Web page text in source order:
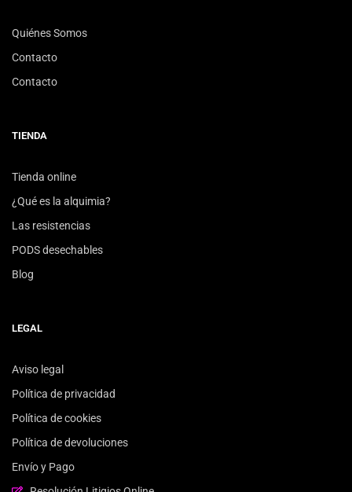
Quiénes Somos
Contacto
Contacto
TIENDA
Tienda online
¿Qué es la alquimia?
Las resistencias
PODS desechables
Blog
LEGAL
Aviso legal
Política de privacidad
Política de cookies
Política de devoluciones
Envío y Pago